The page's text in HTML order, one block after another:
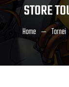
STORE
Home Tornei